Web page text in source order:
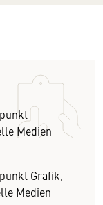
Medien
Grafik,
Medien